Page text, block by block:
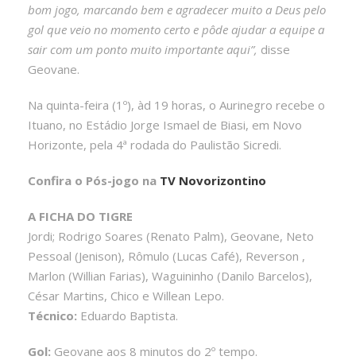
bom jogo, marcando bem e agradecer muito a Deus pelo
gol que veio no momento certo e pôde ajudar a equipe a
sair com um ponto muito importante aqui”, disse
Geovane.
Na quinta-feira (1º), àd 19 horas, o Aurinegro recebe o
Ituano, no Estádio Jorge Ismael de Biasi, em Novo
Horizonte, pela 4ª rodada do Paulistão Sicredi.
Confira o Pós-jogo na TV Novorizontino
A FICHA DO TIGRE
Jordi; Rodrigo Soares (Renato Palm), Geovane, Neto
Pessoal (Jenison), Rômulo (Lucas Café), Reverson ,
Marlon (Willian Farias), Waguininho (Danilo Barcelos),
César Martins, Chico e Willean Lepo.
Técnico: Eduardo Baptista.
Gol: Geovane aos 8 minutos do 2º tempo.